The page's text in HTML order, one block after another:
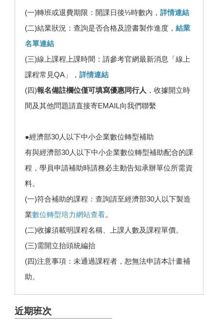
(一)轉班或退費期限：開課日後⅓時數內， 詳情連結
(二)結業狀況：查詢是否合格及證書製作進度， 結業
名單連結
(三)線上課程上課時間：請參考官網最新消息「線上
課程常見QA」， 詳情連結
(四)報名備註欄位僅可填寫優惠同行人 ，收據開立時
間及其他問題請直接寄EMAIL向我們聯繫
●經濟部30人以下中小企業數位轉型補助
有與經濟部30人以下中小企業數位轉型補助配合的課
程，學員申請補助時請務必主動告知承辦單位所需資
料。
(一)符合補助的課程：查詢請至經濟部30人以下製造
業數位轉型培力網站查看。
(二)收據須載明課程名稱、上課人數及課程單價。
(三)需開立抬頭統編抬
(四)注意事項：未通過課程者，恕無法申請本計畫補
助。
近期班次